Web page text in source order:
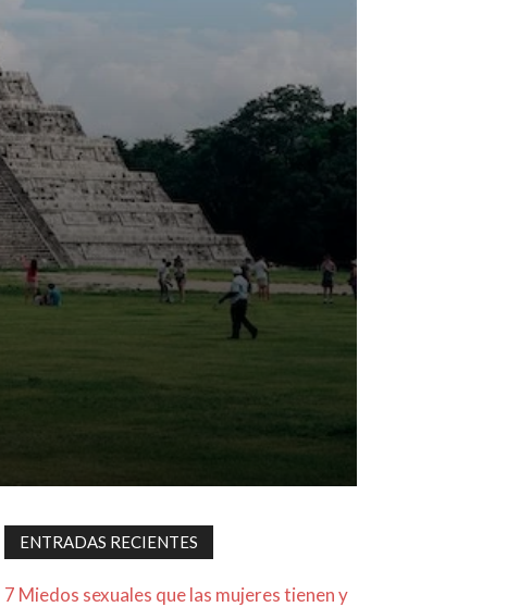
ENTRADAS RECIENTES
7 Miedos sexuales que las mujeres tienen y